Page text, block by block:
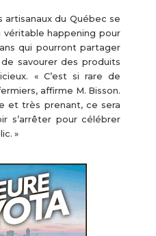
artisanaux du Québec se
happening pour
qui pourront partager
savourer des produits
« C’est si rare de
affirme M. Bisson.
et très prenant, ce sera
s’arrêter pour célébrer
»